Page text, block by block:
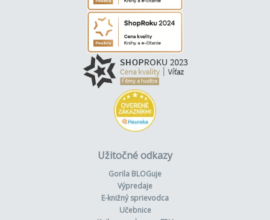
Užitočné odkazy
Gorila BLOGuje
Výpredaje
E-knižný sprievodca
Učebnice